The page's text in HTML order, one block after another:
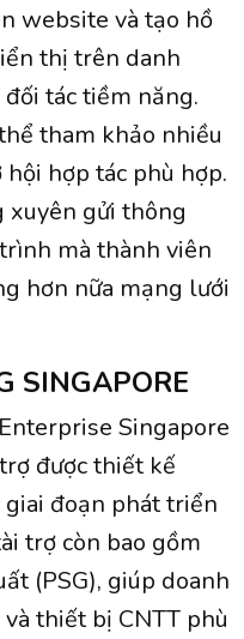
website và tạo hồ
thị trên danh
đối tác tiềm năng.
tham khảo nhiều
hợp tác phù hợp.
gửi thông
mà thành viên
hơn nữa mạng lưới
SINGAPORE
Singapore
được thiết kế
đoạn phát triển
trợ còn bao gồm
(PSG), giúp doanh
thiết bị CNTT phù